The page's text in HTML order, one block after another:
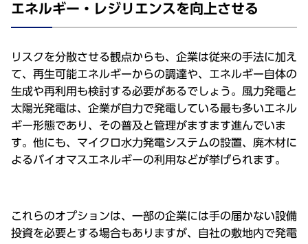
エネルギー・レジリエンスを向上させる
リスクを分散させる観点からも、企業は従来の⼿法に加え
て、再⽣可能エネルギーからの調達や、エネルギー⾃体の
⽣成や再利⽤も検討する必要があるでしょう。⾵⼒発電と
太陽光発電は、企業が⾃⼒で発電している最も多いエネル
ギー形態であり、その普及と管理がますます進んでいま
す。他にも、マイクロ⽔⼒発電システムの設置、廃⽊材に
よるバイオマスエネルギーの利⽤などが挙げられます。
これらのオプションは、⼀部の企業には⼿の届かない設備
投資を必要とする場合もありますが、⾃社の敷地内で発電